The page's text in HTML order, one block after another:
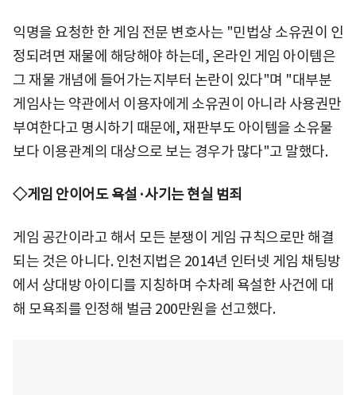
익명을 요청한 한 게임 전문 변호사는 "민법상 소유권이 인
정되려면 재물에 해당해야 하는데, 온라인 게임 아이템은
그 재물 개념에 들어가는지부터 논란이 있다"며 "대부분
게임사는 약관에서 이용자에게 소유권이 아니라 사용권만
부여한다고 명시하기 때문에, 재판부도 아이템을 소유물
보다 이용관계의 대상으로 보는 경우가 많다"고 말했다.
◇게임 안이어도 욕설·사기는 현실 범죄
게임 공간이라고 해서 모든 분쟁이 게임 규칙으로만 해결
되는 것은 아니다. 인천지법은 2014년 인터넷 게임 채팅방
에서 상대방 아이디를 지칭하며 수차례 욕설한 사건에 대
해 모욕죄를 인정해 벌금 200만원을 선고했다.